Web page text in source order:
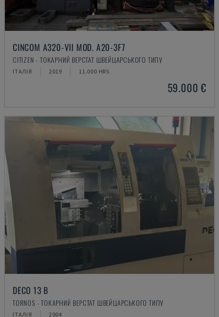
CINCOM A320-VII MOD. A20-3F7
CITIZEN - ТОКАРНИЙ ВЕРСТАТ ШВЕЙЦАРСЬКОГО ТИПУ
ІТАЛІЯ 2019 11.000 HRS
59.000 €
DECO 13 B
TORNOS - ТОКАРНИЙ ВЕРСТАТ ШВЕЙЦАРСЬКОГО ТИПУ
ІТАЛІЯ 2004